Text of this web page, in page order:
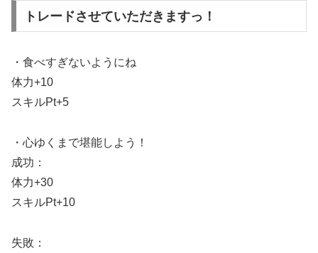
トレードさせていただきますっ！
・食べすぎないようにね
体力+10
スキルPt+5
・心ゆくまで堪能しよう！
成功：
体力+30
スキルPt+10
失敗：